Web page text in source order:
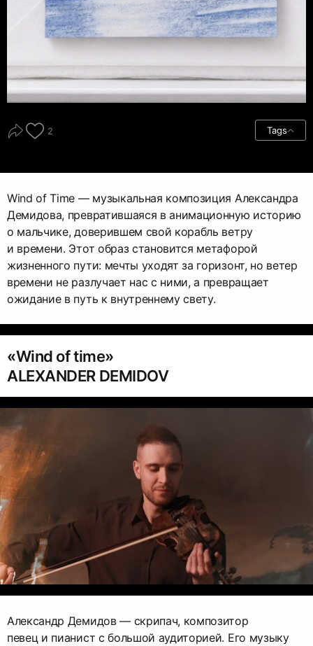
2 Tags
Wind of Time — музыкальная композиция Александра
Демидова, превратившаяся в анимационную историю
о мальчике, доверившем свой корабль ветру
и времени. Этот образ становится метафорой
жизненного пути: мечты уходят за горизонт, но ветер
времени не разлучает нас с ними, а превращает
ожидание в путь к внутреннему свету.
«Wind of time»
ALEXANDER DEMIDOV
Александр Демидов — скрипач, композитор
певец и пианист с большой аудиторией. Его музыку